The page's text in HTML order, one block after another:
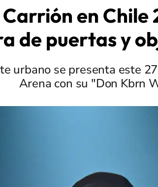
en
de puertas y
urbano se presenta este
Arena con su "Don Kbrn